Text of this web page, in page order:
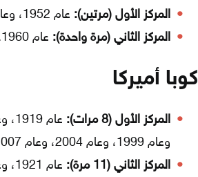
المركز الأول (مرتين): عام 1952، وعام 1956.
المركز الثاني (مرة واحدة): عام 1960.
كوبا أميركا
المركز الأول (8 مرات):
وعام 1999، وعام 2004، وعام 2007.
المركز الثاني (11 مرة):